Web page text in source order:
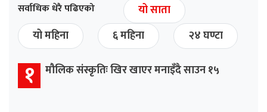
सर्वाधिक धेरै पढिएको
यो साता
यो महिना
६ महिना २४ घण्टा
१ मौलिक संस्कृतिः खिर खाएर मनाइँदै साउन १५